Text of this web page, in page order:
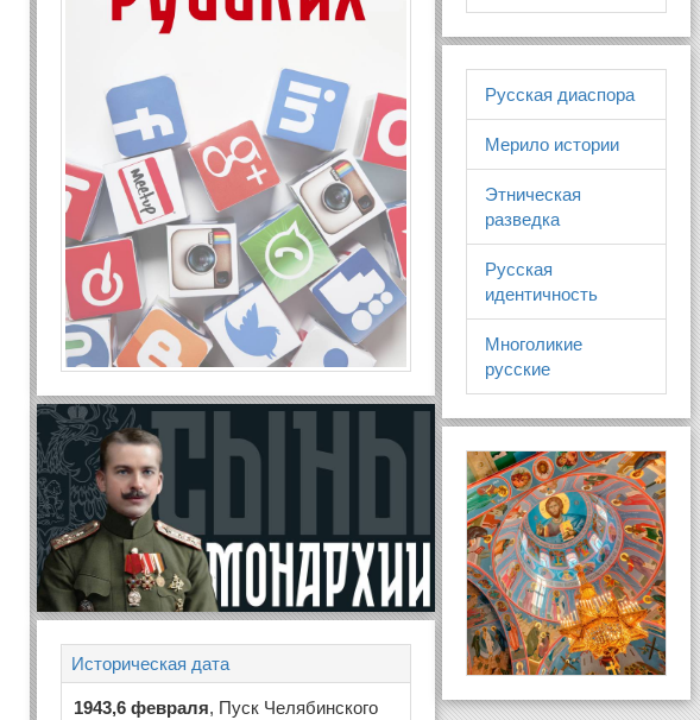
Историческая дата
1943,6 февраля, Пуск Челябинского
Русская диаспора
Мерило истории
Этническая
разведка
Русская
идентичность
Многоликие
русские